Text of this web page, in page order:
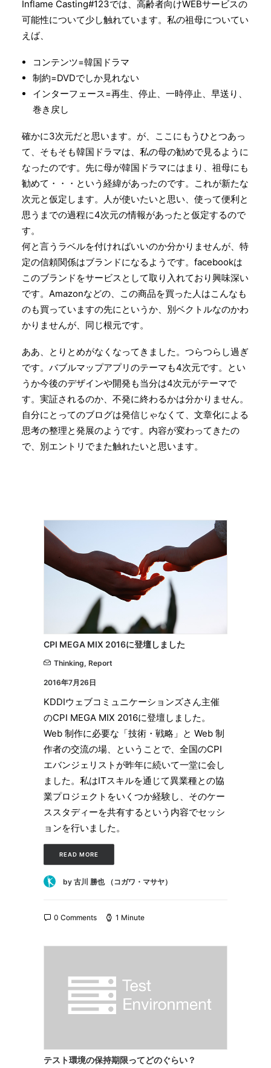
Inflame Casting#123では、高齢者向けWEBサービスの
可能性について少し触れています。私の祖母についてい
えば、
コンテンツ=韓国ドラマ
制約=DVDでしか見れない
インターフェース=再生、停止、一時停止、早送り、
巻き戻し
確かに3次元だと思います。が、ここにもうひとつあっ
て、そもそも韓国ドラマは、私の母の勧めで見るように
なったのです。先に母が韓国ドラマにはまり、祖母にも
勧めて・・・という経緯があったのです。これが新たな
次元と仮定します。人が使いたいと思い、使って便利と
思うまでの過程に4次元の情報があったと仮定するので
す。
何と言うラベルを付ければいいのか分かりませんが、特
定の信頼関係はブランドになるようです。facebookは
このブランドをサービスとして取り入れており興味深い
です。Amazonなどの、この商品を買った人はこんなも
のも買っていますの先にというか、別ベクトルなのかわ
かりませんが、同じ根元です。
ああ、とりとめがなくなってきました。つらつらし過ぎ
です。バブルマップアプリのテーマも4次元です。とい
うか今後のデザインや開発も当分は4次元がテーマで
す。実証されるのか、不発に終わるかは分かりません。
自分にとってのブログは発信じゃなくて、文章化による
思考の整理と発展のようです。内容が変わってきたの
で、別エントリでまた触れたいと思います。
CPI MEGA MIX 2016に登壇しました
Thinking, Report
2016年7月26日
KDDIウェブコミュニケーションズさん主催
のCPI MEGA MIX 2016に登壇しました。
Web 制作に必要な「技術・戦略」と Web 制
作者の交流の場、ということで、全国のCPI
エバンジェリストが昨年に続いて一堂に会し
ました。私はITスキルを通じて異業種との協
業プロジェクトをいくつか経験し、そのケー
ススタディーを共有するという内容でセッシ
ョンを行いました。
READ MORE
by 古川 勝也 （コガワ・マサヤ）
0 Comments 1 Minute
テスト環境の保持期限ってどのぐらい？